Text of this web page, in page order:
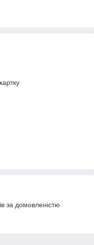
за домовленістю